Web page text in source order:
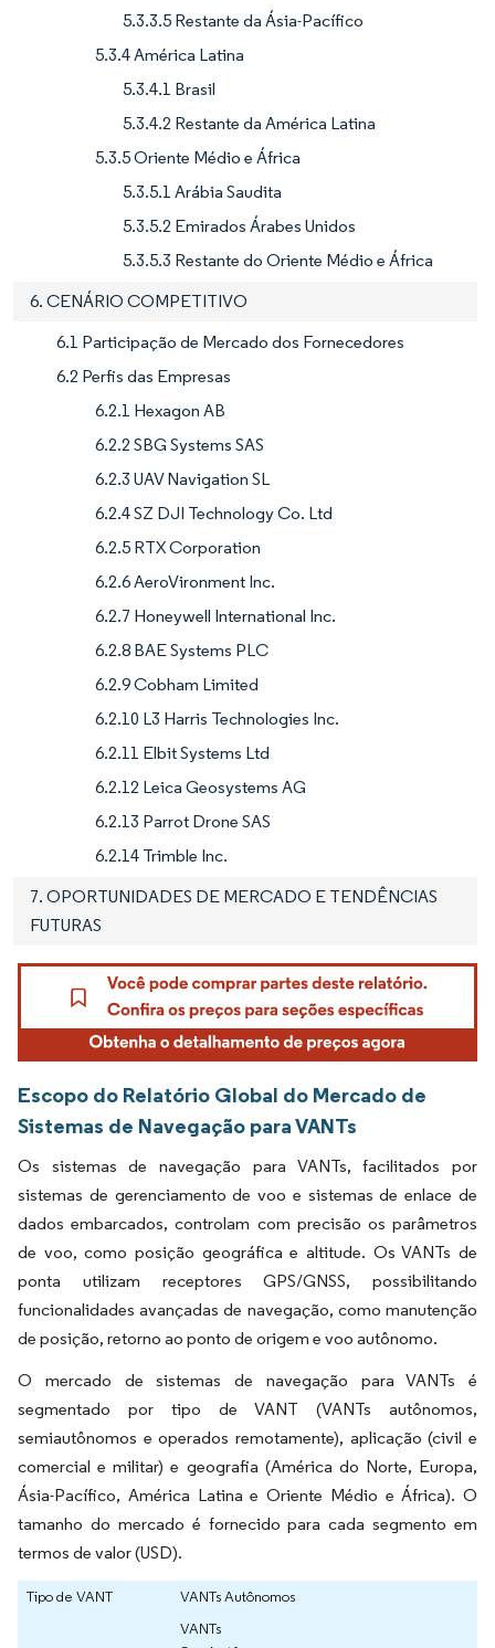
5.3.3.5 Restante da Ásia-Pacífico
5.3.4 América Latina
5.3.4.1 Brasil
5.3.4.2 Restante da América Latina
5.3.5 Oriente Médio e África
5.3.5.1 Arábia Saudita
5.3.5.2 Emirados Árabes Unidos
5.3.5.3 Restante do Oriente Médio e África
6. CENÁRIO COMPETITIVO
6.1 Participação de Mercado dos Fornecedores
6.2 Perfis das Empresas
6.2.1 Hexagon AB
6.2.2 SBG Systems SAS
6.2.3 UAV Navigation SL
6.2.4 SZ DJI Technology Co. Ltd
6.2.5 RTX Corporation
6.2.6 AeroVironment Inc.
6.2.7 Honeywell International Inc.
6.2.8 BAE Systems PLC
6.2.9 Cobham Limited
6.2.10 L3 Harris Technologies Inc.
6.2.11 Elbit Systems Ltd
6.2.12 Leica Geosystems AG
6.2.13 Parrot Drone SAS
6.2.14 Trimble Inc.
7. OPORTUNIDADES DE MERCADO E TENDÊNCIAS
FUTURAS
Escopo do Relatório Global do Mercado de
Sistemas de Navegação para VANTs
Os sistemas de navegação para VANTs, facilitados por
sistemas de gerenciamento de voo e sistemas de enlace de
dados embarcados, controlam com precisão os parâmetros
de voo, como posição geográfica e altitude. Os VANTs de
ponta utilizam receptores GPS/GNSS, possibilitando
funcionalidades avançadas de navegação, como manutenção
de posição, retorno ao ponto de origem e voo autônomo.
O mercado de sistemas de navegação para VANTs é
segmentado por tipo de VANT (VANTs autônomos,
semiautônomos e operados remotamente), aplicação (civil e
comercial e militar) e geografia (América do Norte, Europa,
Ásia-Pacífico, América Latina e Oriente Médio e África). O
tamanho do mercado é fornecido para cada segmento em
termos de valor (USD).
Tipo de VANT
VANTs Autônomos
VANTs